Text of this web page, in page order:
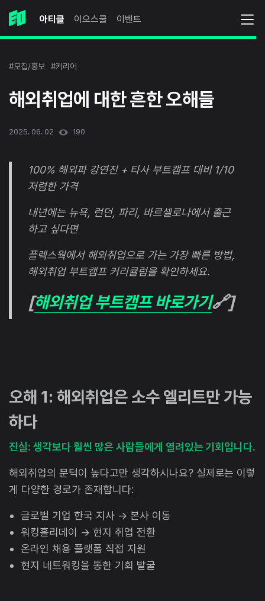
아티클 이오스쿨 이벤트
#모집/홍보 #커리어
해외취업에 대한 흔한 오해들
2025. 06. 02 190
100% 해외파 강연진 + 타사 부트캠프 대비 1/10
저렴한 가격
내년에는 뉴욕, 런던, 파리, 바르셀로나에서 출근
하고 싶다면
플렉스웍에서 해외취업으로 가는 가장 빠른 방법,
해외취업 부트캠프 커리큘럼을 확인하세요.
[해외취업 부트캠프 바로가기🔗]
오해 1: 해외취업은 소수 엘리트만 가능
하다
진실: 생각보다 훨씬 많은 사람들에게 열려있는 기회입니다.
해외취업의 문턱이 높다고만 생각하시나요? 실제로는 이렇
게 다양한 경로가 존재합니다:
글로벌 기업 한국 지사 → 본사 이동
워킹홀리데이 → 현지 취업 전환
온라인 채용 플랫폼 직접 지원
현지 네트워킹을 통한 기회 발굴